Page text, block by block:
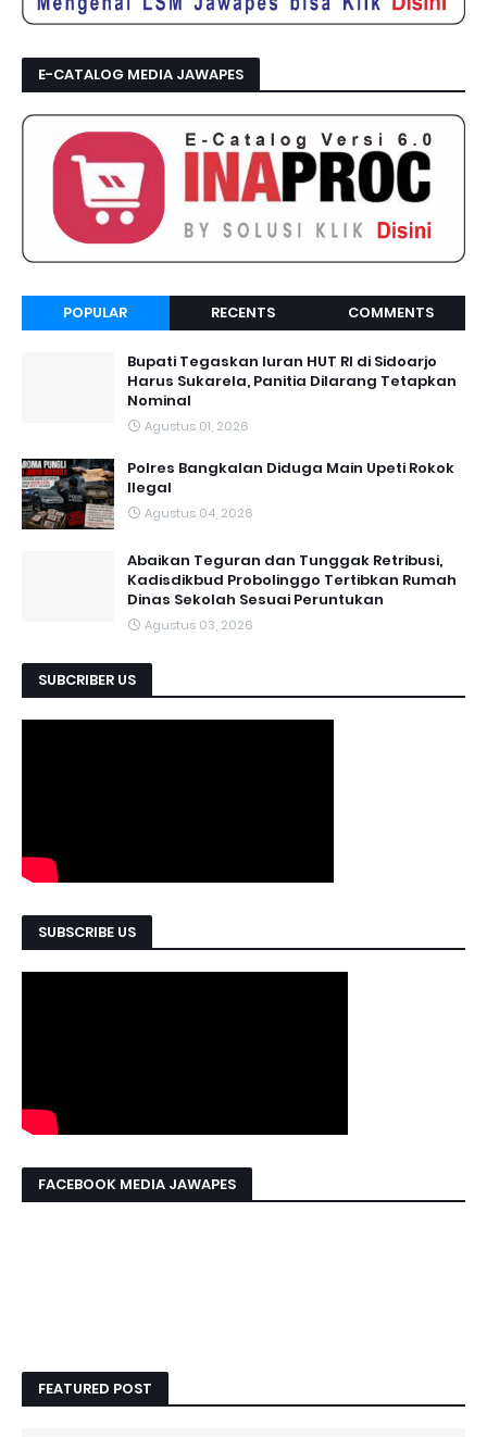
E-CATALOG MEDIA JAWAPES
POPULAR RECENTS COMMENTS
Bupati Tegaskan Iuran HUT RI di Sidoarjo
Harus Sukarela, Panitia Dilarang Tetapkan
Nominal
Agustus 01, 2026
Polres Bangkalan Diduga Main Upeti Rokok
Ilegal
Agustus 04, 2026
Abaikan Teguran dan Tunggak Retribusi,
Kadisdikbud Probolinggo Tertibkan Rumah
Dinas Sekolah Sesuai Peruntukan
Agustus 03, 2026
SUBCRIBER US
SUBSCRIBE US
FACEBOOK MEDIA JAWAPES
FEATURED POST